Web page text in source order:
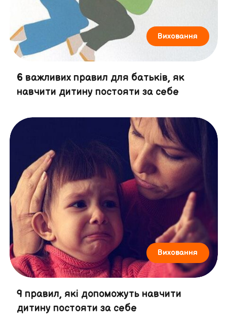
Виховання
6 важливих правил для батьків, як
навчити дитину постояти за себе
Виховання
9 правил, які допоможуть навчити
дитину постояти за себе